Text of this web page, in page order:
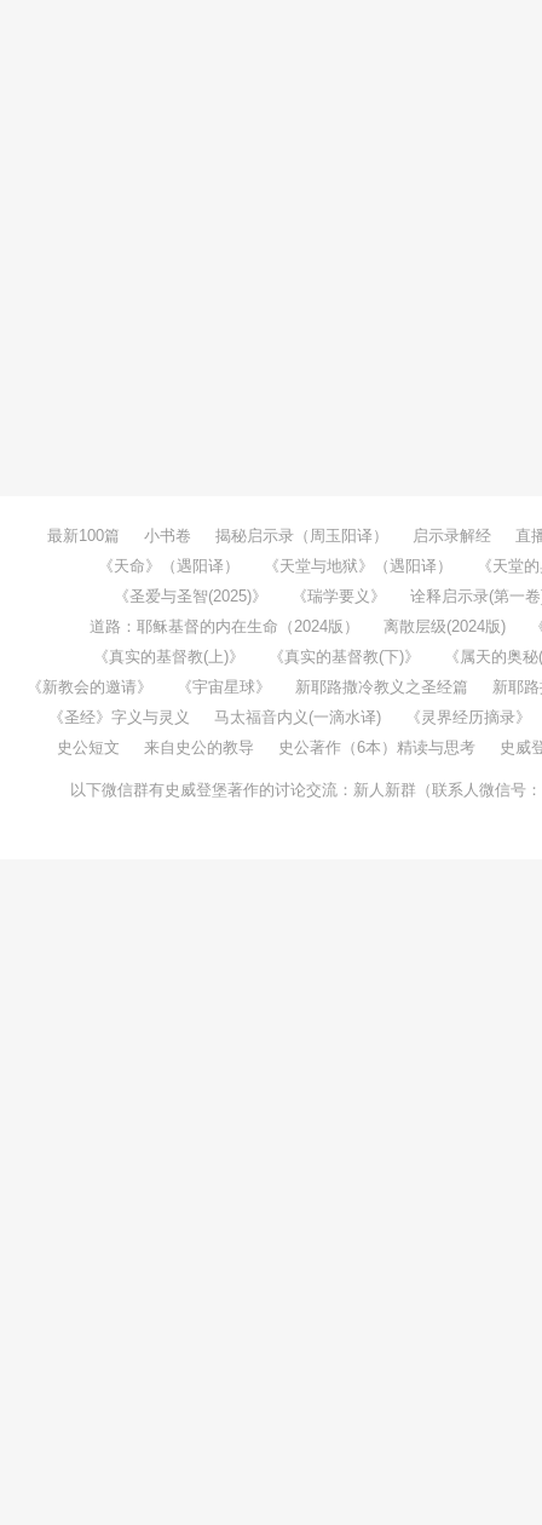
最新100篇 小书卷 揭秘启示录（周玉阳译） 启示录解经
直
《天命》（遇阳译）
《天堂与地狱》（遇阳译）
《天堂
《圣爱与圣智(2025)》
《瑞学要义》
诠释启示录(第一
道路：耶稣基督的内在生命（2024版）
离散层级(2024版)
《真实的基督教(上)》
《真实的基督教(下)》
《属天的奥
《新教会的邀请》
《宇宙星球》 新耶路撒冷教义之圣经篇
新耶
《圣经》字义与灵义
马太福音内义(一滴水译)
《灵界经历摘录》
史公短文
来自史公的教导 史公著作（6本）精读与思考 史威
以下微信群有史威登堡著作的讨论交流：新人新群（联系人微信号：